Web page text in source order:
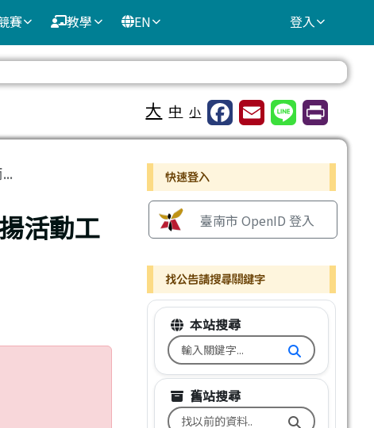
賽 教學 EN 登入
大 中 小
活動工
右邊區域內容
快速登入
臺南市 OpenID 登入
找公告請搜尋關鍵字
本站搜尋
搜尋台南市文元國小全球資訊網
舊站搜尋
搜尋台南市文元國小舊校網關鍵